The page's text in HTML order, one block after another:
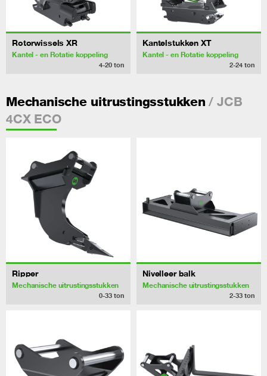
Rotorwissels XR
Kantel - en Rotatie koppeling
4-20 ton
Kantelstukken XT
Kantel - en Rotatie koppeling
2-24 ton
Mechanische uitrustingsstukken / JCB
4CX ECO
Ripper
Mechanische uitrustingsstukken
0-33 ton
Nivelleer balk
Mechanische uitrustingsstukken
2-33 ton